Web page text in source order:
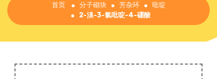
首页 分子砌块 芳杂环
吡啶
2-溴-3-氯吡啶-4-硼酸